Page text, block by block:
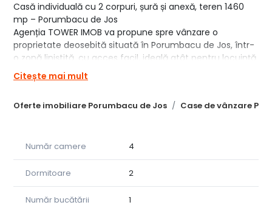
Oferte imobiliare Porumbacu de Jos Case de vânzare
Casă individuală cu 2 corpuri, șură și anexă, teren 1460
mp – Porumbacu de Jos
Agenția TOWER IMOB va propune spre vânzare o
proprietate deosebită situată în Porumbacu de Jos, într-
o zonă liniștită, cu acces facil, ideală atât pentru locuință
permanentă, cât și pentru investiție turistică.
Caracteristici generale:
-Suprafață teren: 1460 mp
Corp 1 (43 mp utili):
-Bucătărie
-Hol
-Baie (dotată cu boiler)
-Magazie
Citește mai mult
Număr camere 4
Dormitoare 2
Număr bucătării 1